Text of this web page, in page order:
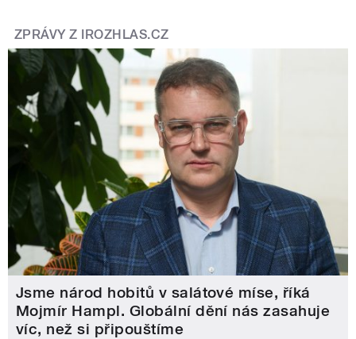
ZPRÁVY Z IROZHLAS.CZ
Jsme národ hobitů v salátové míse, říká
Mojmír Hampl. Globální dění nás zasahuje
víc, než si připouštíme